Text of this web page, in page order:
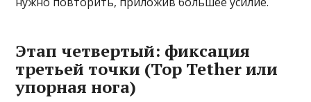
Этап четвертый: фиксация
третьей точки (Top Tether или
упорная нога)